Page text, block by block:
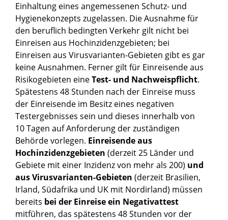
Einhaltung eines angemessenen Schutz- und
Hygienekonzepts zugelassen. Die Ausnahme für
den beruflich bedingten Verkehr gilt nicht bei
Einreisen aus Hochinzidenzgebieten; bei
Einreisen aus Virusvarianten-Gebieten gibt es gar
keine Ausnahmen. Ferner gilt für Einreisende aus
Risikogebieten eineTest- und Nachweispflicht.
Spätestens 48 Stunden nach der Einreise muss
der Einreisende im Besitz eines negativen
Testergebnisses sein und dieses innerhalb von
10 Tagen auf Anforderung der zuständigen
Behörde vorlegen. Einreisende aus
Hochinzidenzgebieten (derzeit 25 Länder und
Gebiete mit einer Inzidenz von mehr als 200) und
aus Virusvarianten-Gebieten (derzeit Brasilien,
Irland, Südafrika und UK mit Nordirland) müssen
bereits bei der Einreise ein Negativattest
mitführen, das spätestens 48 Stunden vor der